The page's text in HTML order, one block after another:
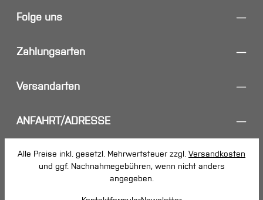
Folge uns
Zahlungsarten
Versandarten
ANFAHRT/ADRESSE
Alle Preise inkl. gesetzl. Mehrwertsteuer zzgl. Versandkosten
und ggf. Nachnahmegebühren, wenn nicht anders
angegeben.